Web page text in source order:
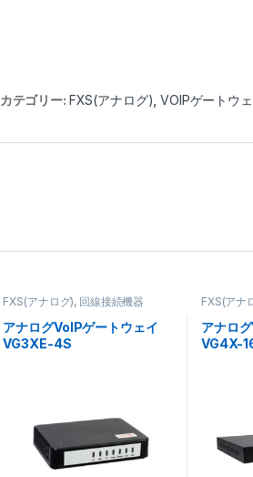
カテゴリー: FXS(アナログ) ,VOIPゲートウ
FXS(アナログ), 回線接続機器
アナログVoIPゲートウェイ
VG3XE-4S
FXS(アナ
アナロ
VG4X-